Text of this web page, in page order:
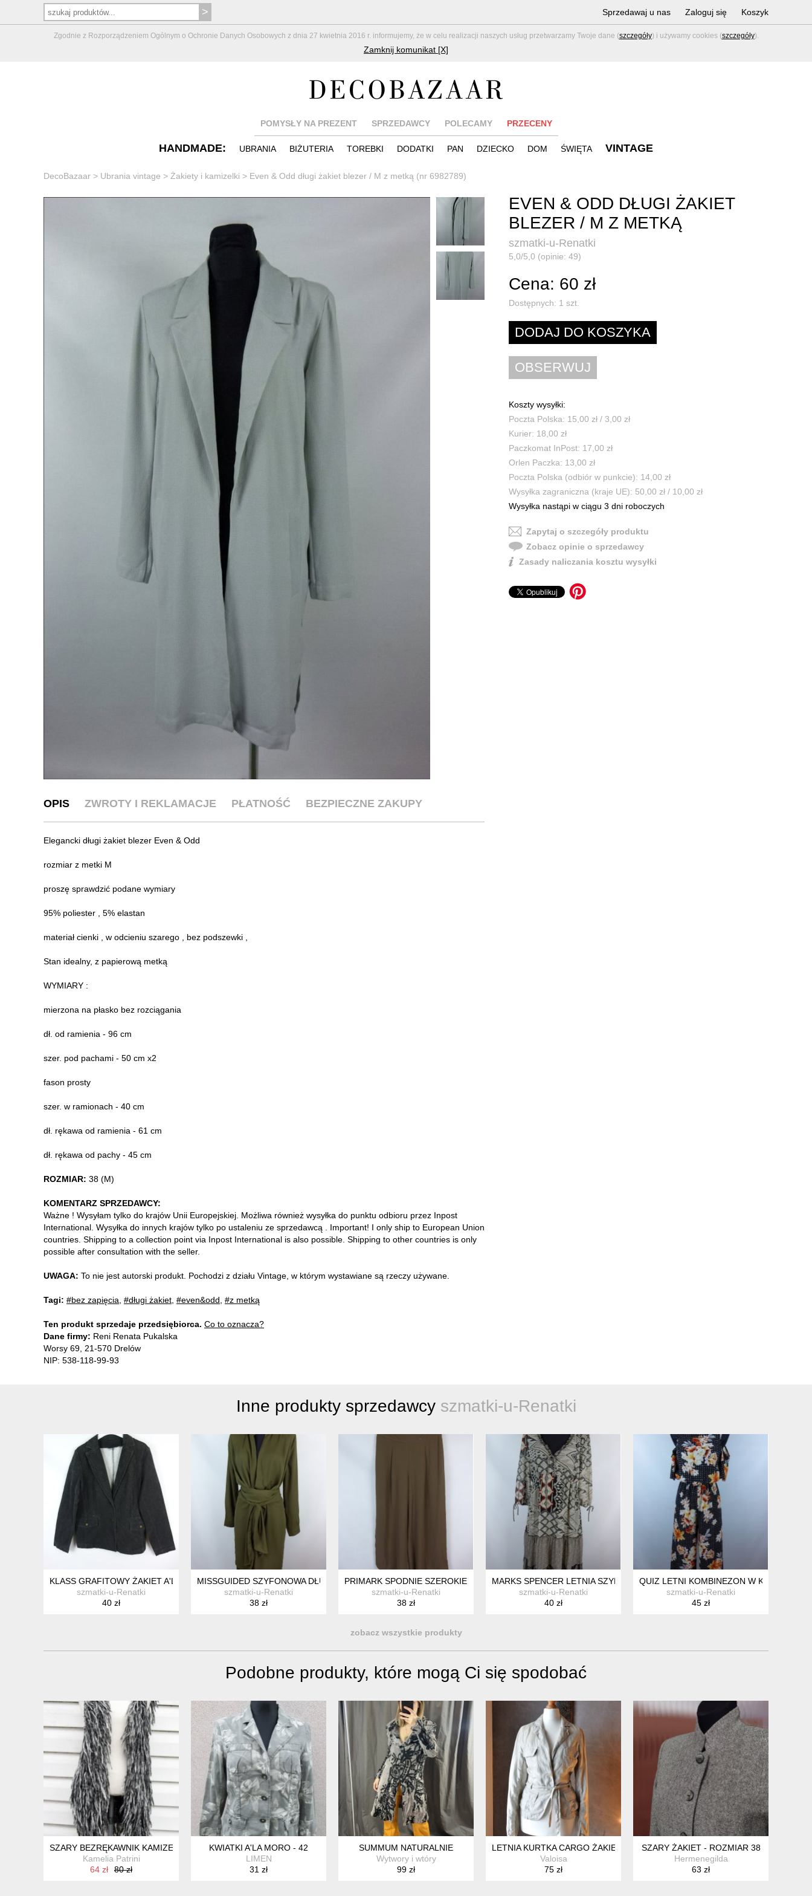
Zgodnie z Rozporządzeniem Ogólnym o Ochronie Danych Osobowych z dnia 27 kwietnia 2016 r. informujemy, że w celu realizacji naszych usług przetwarzamy Twoje dane (szczegóły) i używamy cookies (szczegóły).
Zamknij komunikat [X]
Sprzedawaj u nas Zaloguj się Koszyk
POMYSŁY NA PREZENT SPRZEDAWCY POLECAMY PRZECENY
HANDMADE: UBRANIA BIŻUTERIA TOREBKI DODATKI PAN DZIECKO DOM ŚWIĘTA VINTAGE
DecoBazaar > Ubrania vintage > Żakiety i kamizelki > Even & Odd długi żakiet blezer / M z metką (nr 6982789)
EVEN & ODD DŁUGI ŻAKIET
BLEZER / M Z METKĄ
szmatki-u-Renatki
5,0/5,0 (opinie: 49)
Cena: 60 zł
Dostępnych: 1 szt.
Koszty wysyłki:
Poczta Polska: 15,00 zł / 3,00 zł
Kurier: 18,00 zł
Paczkomat InPost: 17,00 zł
Orlen Paczka: 13,00 zł
Poczta Polska (odbiór w punkcie): 14,00 zł
Wysyłka zagraniczna (kraje UE): 50,00 zł / 10,00 zł
Wysyłka nastąpi w ciągu 3 dni roboczych
Zapytaj o szczegóły produktu
Zobacz opinie o sprzedawcy
Zasady naliczania kosztu wysyłki
OPIS ZWROTY I REKLAMACJE PŁATNOŚĆ BEZPIECZNE ZAKUPY
Elegancki długi żakiet blezer Even & Odd
rozmiar z metki M
proszę sprawdzić podane wymiary
95% poliester , 5% elastan
materiał cienki , w odcieniu szarego , bez podszewki ,
Stan idealny, z papierową metką
WYMIARY :
mierzona na płasko bez rozciągania
dł. od ramienia - 96 cm
szer. pod pachami - 50 cm x2
fason prosty
szer. w ramionach - 40 cm
dł. rękawa od ramienia - 61 cm
dł. rękawa od pachy - 45 cm
ROZMIAR: 38 (M)
KOMENTARZ SPRZEDAWCY:
Ważne ! Wysyłam tylko do krajów Unii Europejskiej. Możliwa również wysyłka do punktu odbioru przez Inpost
International. Wysyłka do innych krajów tylko po ustaleniu ze sprzedawcą . Important! I only ship to European Union
countries. Shipping to a collection point via Inpost International is also possible. Shipping to other countries is only
possible after consultation with the seller.
UWAGA: To nie jest autorski produkt. Pochodzi z działu Vintage, w którym wystawiane są rzeczy używane.
Tagi: #bez zapięcia #długi żakiet #even&odd #z metką
Ten produkt sprzedaje przedsiębiorca. Co to oznacza?
Dane firmy: Reni Renata Pukalska
Worsy 69, 21-570 Drelów
NIP: 538-118-99-93
Inne produkty sprzedawcy szmatki-u-Renatki
KLASS GRAFITOWY ŻAKIET A'LA JEANS 18 / 44
szmatki-u-Renatki
40 zł
MISSGUIDED SZYFONOWA DŁUŻSZA ASYMETRYCZNA TUNIKA KHAKI / 8- S
szmatki-u-Renatki
38 zł
PRIMARK SPODNIE SZEROKIE PROSTE PALAZZO OLIWKA KHAKI / M
szmatki-u-Renatki
38 zł
MARKS SPENCER LETNIA SZYFONOWA SUKIENKA FALBANY 14 / 40
szmatki-u-Renatki
40 zł
QUIZ LETNI KOMBINEZON W KWIATY 10 /
szmatki-u-Renatki
45 zł
zobacz wszystkie produkty
Podobne produkty, które mogą Ci się spodobać
SZARY BEZRĘKAWNIK KAMIZELKA JUBYLEE
Kamelia Patrini
64 zł
80 zł
KWIATKI A'LA MORO - 42
LIMEN
31 zł
SUMMUM NATURALNIE
Wytwory i wtóry
99 zł
LETNIA KURTKA CARGO ŻAKIET Z LNU XS
Valoisa
75 zł
SZARY ŻAKIET - ROZMIAR 38
Hermenegilda
63 zł